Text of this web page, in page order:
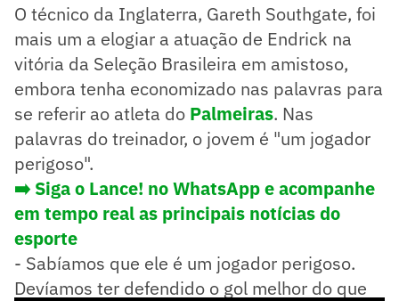
O técnico da Inglaterra, Gareth Southgate, foi
mais um a elogiar a atuação de Endrick na
vitória da Seleção Brasileira em amistoso,
embora tenha economizado nas palavras para
se referir ao atleta do Palmeiras. Nas
palavras do treinador, o jovem é "um jogador
perigoso".
➡️ Siga o Lance! no WhatsApp e acompanhe
em tempo real as principais notícias do
esporte
- Sabíamos que ele é um jogador perigoso.
Devíamos ter defendido o gol melhor do que